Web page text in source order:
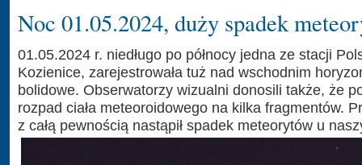
Noc 01.05.2024, duży spadek
01.05.2024 r. niedługo po północy jedna ze stacji
Kozienice, zarejestrowała tuż nad wschodnim
bolidowe. Obserwatorzy wizualni donosili także, że
rozpad ciała meteoroidowego na kilka fragmentów.
z całą pewnością nastąpił spadek meteorytów u